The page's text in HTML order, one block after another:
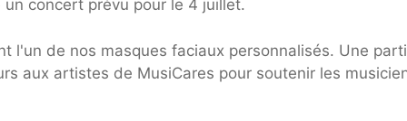
concert prévu pour le 4 juillet.
l'un de nos masques faciaux personnalisés. Une
aux artistes de MusiCares pour soutenir les